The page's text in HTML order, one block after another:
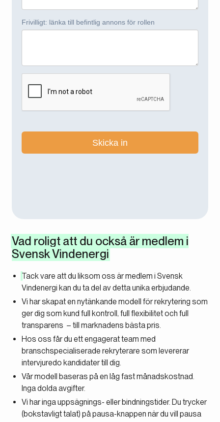
Vad roligt att du också är medlem i
Svensk Vindenergi
Tack vare att du liksom oss är medlem i Svensk
Vindenergi kan du ta del av detta unika erbjudande.
Vi har skapat en nytänkande modell för rekrytering som
ger dig som kund full kontroll, full flexibilitet och full
transparens – till marknadens bästa pris.
Hos oss får du ett engagerat team med
branschspecialiserade rekryterare som levererar
intervjuredo kandidater till dig.
Vår modell baseras på en låg fast månadskostnad.
Inga dolda avgifter.
Vi har inga uppsägnings- eller bindningstider. Du trycker
(bokstavligt talat) på pausa-knappen när du vill pausa